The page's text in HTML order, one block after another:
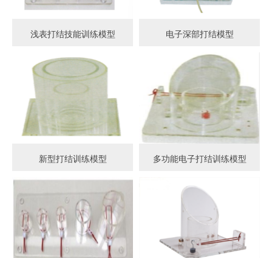
浅表打结技能训练模型 电子深部打结模型
新型打结训练模型 多功能电子打结训练模型